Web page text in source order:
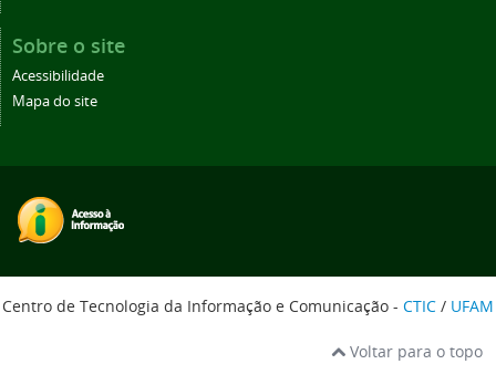
Sobre o site
Acessibilidade
Mapa do site
Centro de Tecnologia da Informação e Comunicação - CTIC / UFAM
Voltar para o topo